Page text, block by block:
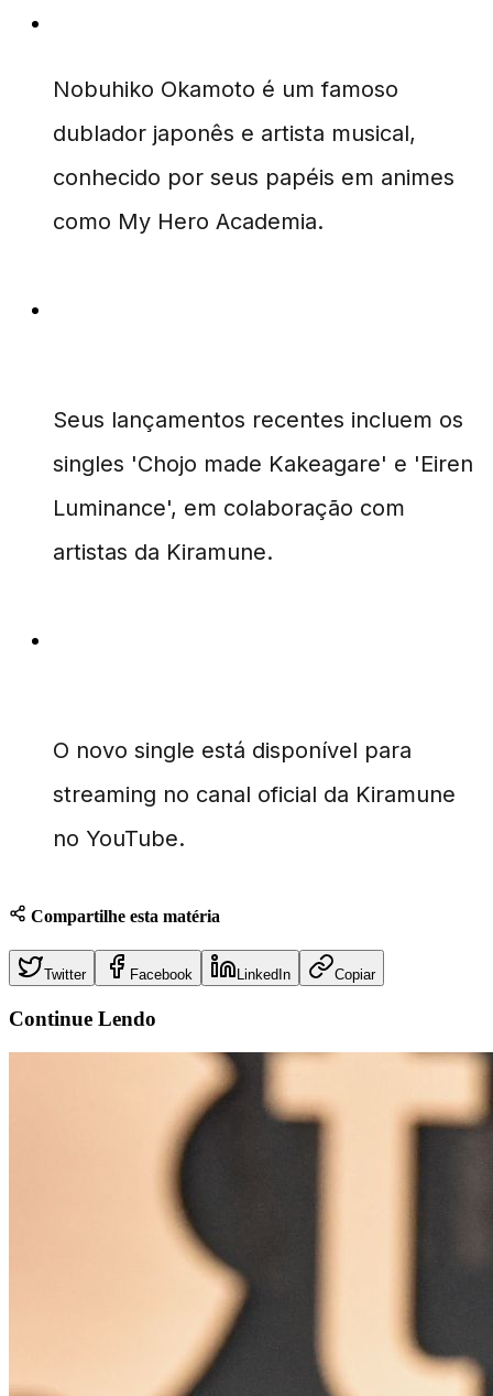
Nobuhiko Okamoto é um famoso
dublador japonês e artista musical,
conhecido por seus papéis em animes
como My Hero Academia.
Seus lançamentos recentes incluem os
singles 'Chojo made Kakeagare' e 'Eiren
Luminance', em colaboração com
artistas da Kiramune.
O novo single está disponível para
streaming no canal oficial da Kiramune
no YouTube.
Compartilhe esta matéria
Twitter Facebook LinkedIn Copiar
Continue Lendo